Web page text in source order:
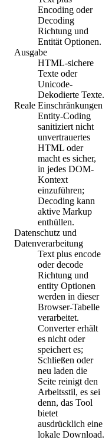
Encoding oder
Decoding
Richtung und
Entität Optionen.
Ausgabe
HTML-sichere
Texte oder
Unicode-
Dekodierte Texte.
Reale Einschränkungen
Entity-Coding
sanitiziert nicht
unvertrauertes
HTML oder
macht es sicher,
in jedes DOM-
Kontext
einzuführen;
Decoding kann
aktive Markup
enthüllen.
Datenschutz und
Datenverarbeitung
Text plus encode
oder decode
Richtung und
entity Optionen
werden in dieser
Browser-Tabelle
verarbeitet.
Converter erhält
es nicht oder
speichert es;
Schließen oder
neu laden die
Seite reinigt den
Arbeitsstil, es sei
denn, das Tool
bietet
ausdrücklich eine
lokale Download.